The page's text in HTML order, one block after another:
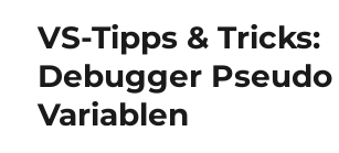
VS-Tipps & Tricks:
Debugger Pseudo
Variablen